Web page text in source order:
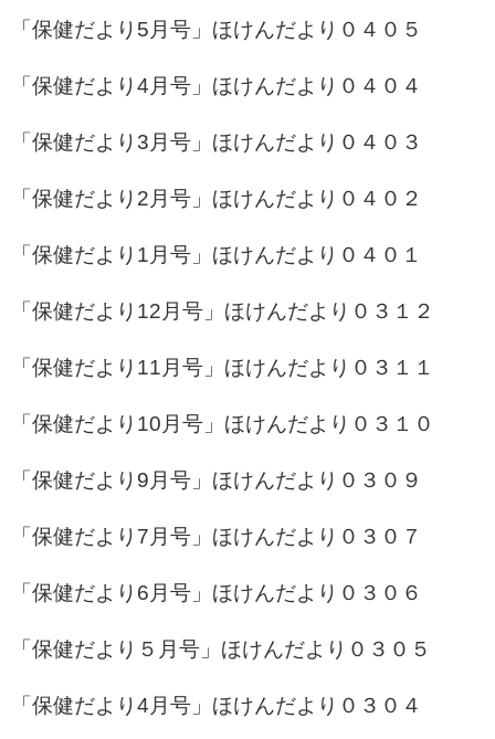
「保健だより5月号」 ほけんだより０４０５
「保健だより4月号」 ほけんだより０４０４
「保健だより3月号」 ほけんだより０４０３
「保健だより2月号」 ほけんだより０４０２
「保健だより1月号」 ほけんだより０４０１
「保健だより12月号」 ほけんだより０３１２
「保健だより11月号」 ほけんだより０３１１
「保健だより10月号」 ほけんだより０３１０
「保健だより9月号」 ほけんだより０３０９
「保健だより7月号」 ほけんだより０３０７
「保健だより6月号」 ほけんだより０３０６
「保健だより５月号」 ほけんだより０３０５
「保健だより4月号」 ほけんだより０３０４